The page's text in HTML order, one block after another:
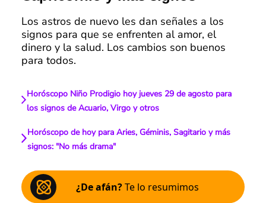
Los astros de nuevo les dan señales a los
signos para que se enfrenten al amor, el
dinero y la salud. Los cambios son buenos
para todos.
Horóscopo Niño Prodigio hoy jueves 29 de agosto para
los signos de Acuario, Virgo y otros
Horóscopo de hoy para Aries, Géminis, Sagitario y más
signos: "No más drama"
¿De afán?Te lo resumimos